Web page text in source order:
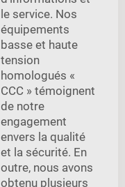
le service. Nos
équipements
basse et haute
tension
homologués «
CCC » témoignent
de notre
engagement
envers la qualité
et la sécurité. En
outre, nous avons
obtenu plusieurs